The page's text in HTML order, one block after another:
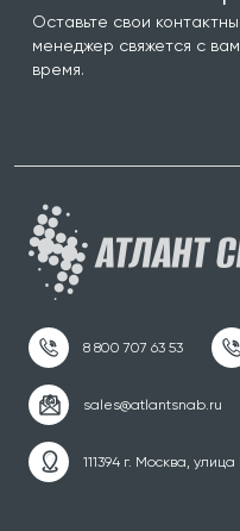
Оставьте свои
менеджер свяжется с
время.
111394 г. Москва,